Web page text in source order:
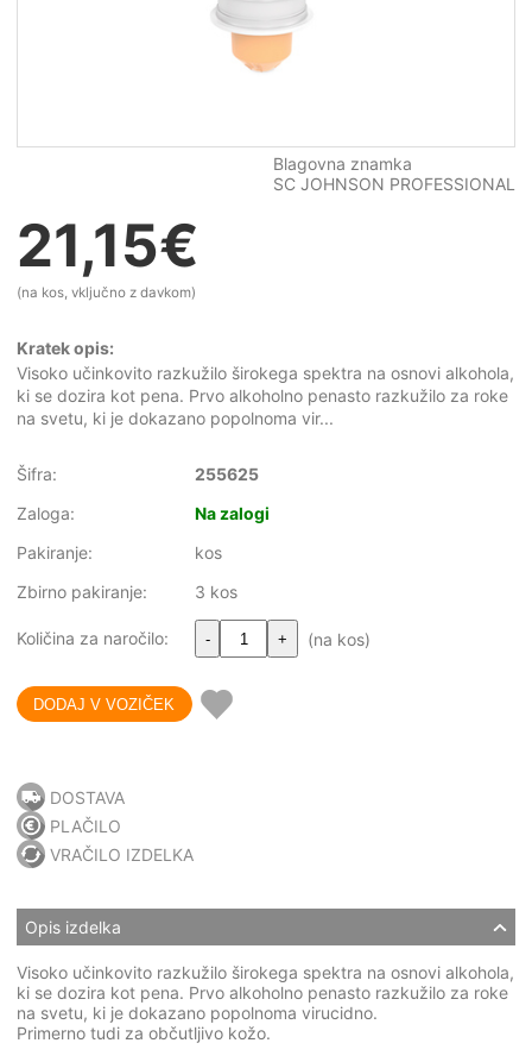
Blagovna znamka
SC JOHNSON PROFESSIONAL
21,15€
(na kos, vključno z davkom)
Kratek opis:
Visoko učinkovito razkužilo širokega spektra na osnovi alkohola,
ki se dozira kot pena. Prvo alkoholno penasto razkužilo za roke
na svetu, ki je dokazano popolnoma vir...
Šifra:
255625
Zaloga:
Na zalogi
Pakiranje:
kos
Zbirno pakiranje:
3 kos
Količina za naročilo: - + (na kos)
DOSTAVA
PLAČILO
VRAČILO IZDELKA
Opis izdelka
Visoko učinkovito razkužilo širokega spektra na osnovi alkohola,
ki se dozira kot pena. Prvo alkoholno penasto razkužilo za roke
na svetu, ki je dokazano popolnoma virucidno.
Primerno tudi za občutljivo kožo.